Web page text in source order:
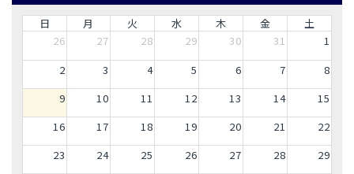
日 月 火 水 木 金
土
26
27 28 29 30 31
1
2
3 4 5 6 7
8
9
10 11 12 13 14
15
16
17 18 19 20 21
22
23
24 25 26 27 28
29